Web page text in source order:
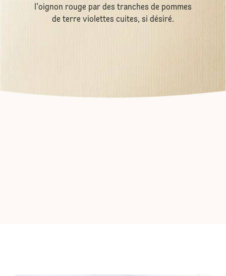
l'oignon rouge par des tranches de pommes
de terre violettes cuites, si désiré.